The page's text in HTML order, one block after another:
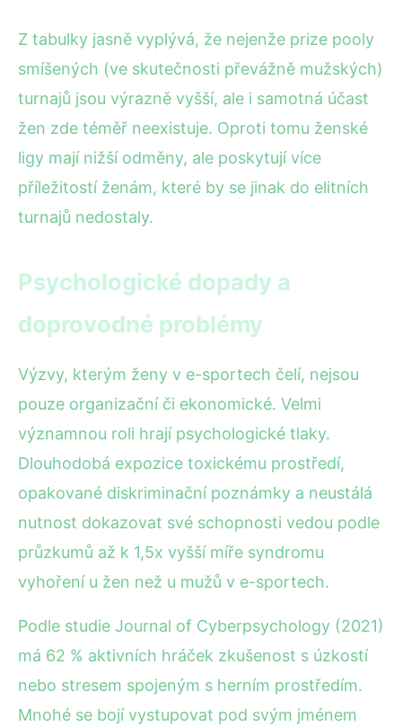
Z tabulky jasně vyplývá, že nejenže prize pooly
smíšených (ve skutečnosti převážně mužských)
turnajů jsou výrazně vyšší, ale i samotná účast
žen zde téměř neexistuje. Oproti tomu ženské
ligy mají nižší odměny, ale poskytují více
příležitostí ženám, které by se jinak do elitních
turnajů nedostaly.
Psychologické dopady a
doprovodné problémy
Výzvy, kterým ženy v e-sportech čelí, nejsou
pouze organizační či ekonomické. Velmi
významnou roli hrají psychologické tlaky.
Dlouhodobá expozice toxickému prostředí,
opakované diskriminační poznámky a neustálá
nutnost dokazovat své schopnosti vedou podle
průzkumů až k 1,5x vyšší míře syndromu
vyhoření u žen než u mužů v e-sportech.
Podle studie Journal of Cyberpsychology (2021)
má 62 % aktivních hráček zkušenost s úzkostí
nebo stresem spojeným s herním prostředím.
Mnohé se bojí vystupovat pod svým jménem